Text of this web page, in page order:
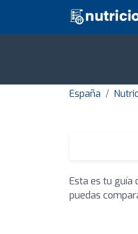
España
Esta es tu guía
puedas